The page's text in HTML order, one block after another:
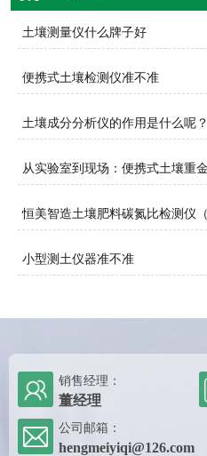
土壤测量仪什么牌子好
便携式土壤检测仪准不准
土壤成分分析仪的作用是什么呢？
小型测土仪器准不准
销售经理：
董经理
公司邮箱：
hengmeiyiqi@126.com